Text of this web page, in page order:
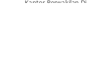
Kantor Perwakilan Di